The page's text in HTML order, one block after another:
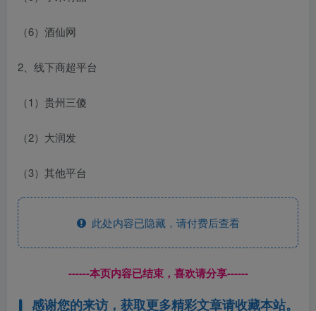
（6）酒仙网
2、线下商超平台
（1）贵州三傻
（2）大润发
（3）其他平台
此处内容已隐藏，请付费后查看
------本页内容已结束，喜欢请分享------
感谢您的来访，获取更多精彩文章请收藏本站。